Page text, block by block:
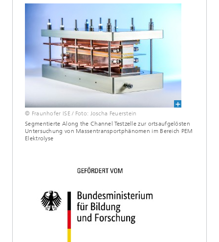
© Fraunhofer ISE / Foto: Joscha Feuerstein
Segmentierte Along the Channel Testzelle zur ortsaufgelösten
Untersuchung von Massentransportphänomen im Bereich PEM
Elektrolyse